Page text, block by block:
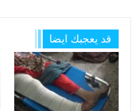
قد يعجبك ايضا